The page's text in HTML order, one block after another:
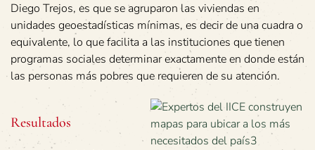
Diego Trejos, es que se agruparon las viviendas en
unidades geoestadísticas mínimas, es decir de una cuadra o
equivalente, lo que facilita a las instituciones que tienen
programas sociales determinar exactamente en donde están
las personas más pobres que requieren de su atención.
Resultados